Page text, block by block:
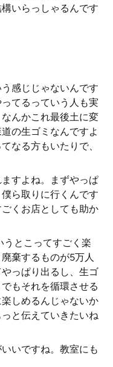
いらっしゃるんです
感じじゃないんです
てるっていう人も実
んかこれ最後土に変
の生ゴミなんですよ
なる方もいたりで、
すよね。まずやっぱ
ら取りに行くんです
くお店としても助か
うとこってすごく楽
棄するものが5万人
っぱり出るし、生ゴ
もそれを循環させる
しめるんじゃないか
と伝えていきたいね
いですね。教室にも